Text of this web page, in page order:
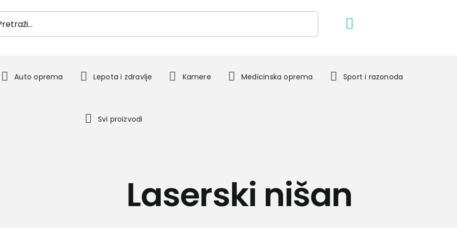
Auto oprema Lepota i zdravlje Kamere Medicinska oprema Sport i razonoda
Svi proizvodi
Laserski nišan